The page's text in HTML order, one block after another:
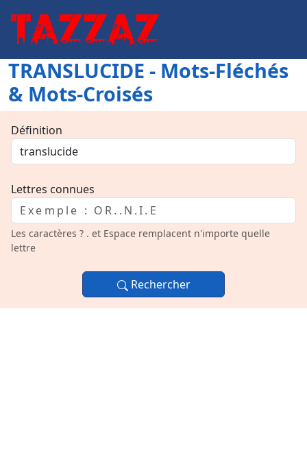
TRANSLUCIDE - Mots-Fléchés
& Mots-Croisés
Définition
Lettres connues
Les caractères ? . et Espace remplacent n'importe quelle
lettre
Rechercher